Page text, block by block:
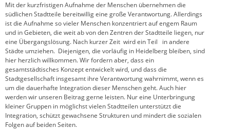
Mit der kurzfristigen Aufnahme der Menschen übernehmen die
südlichen Stadtteile bereitwillig eine große Verantwortung. Allerdings
ist die Aufnahme so vieler Menschen konzentriert auf engem Raum
und in Gebieten, die weit ab von den Zentren der Stadtteile liegen, nur
eine Übergangslösung. Nach kurzer Zeit wird ein Teil in andere
Städte umziehen. Diejenigen, die vorläufig in Heidelberg bleiben, sind
hier herzlich willkommen. Wir fordern aber, dass ein
gesamtstädtisches Konzept entwickelt wird, und dass die
Stadtgesellschaft insgesamt ihre Verantwortung wahrnimmt, wenn es
um die dauerhafte Integration dieser Menschen geht. Auch hier
werden wir unseren Beitrag gerne leisten. Nur eine Unterbringung
kleiner Gruppen in möglichst vielen Stadtteilen unterstützt die
Integration, schützt gewachsene Strukturen und mindert die sozialen
Folgen auf beiden Seiten.